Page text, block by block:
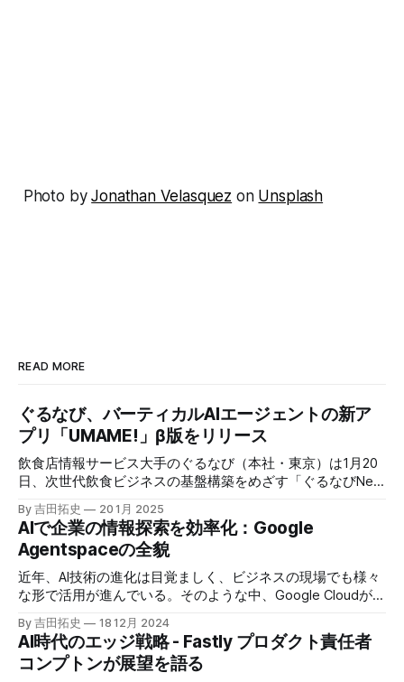
Photo byJonathan Velasquez on Unsplash
READ MORE
ぐるなび、バーティカルAIエージェントの新ア
プリ「UMAME!」β版をリリース
飲食店情報サービス大手のぐるなび（本社・東京）は1月20
日、次世代飲食ビジネスの基盤構築をめざす「ぐるなびNext
プロジェクト」の初成果として、新たな飲食店探索アプリ
「UMAME!（うまみー！）」のβ版を公開した。
By 吉田拓史 20 1月 2025
AIで企業の情報探索を効率化：Google
Agentspaceの全貌
近年、AI技術の進化は目覚ましく、ビジネスの現場でも様々
な形で活用が進んでいる。そのような中、Google Cloudが新
たに発表したGoogle Agentspaceは、いま注目を集めるAIエ
ージェントがエンタープライズITを大きく変革する予兆と言
えるだろう。
By 吉田拓史 18 12月 2024
AI時代のエッジ戦略 - Fastly プロダクト責任者
コンプトンが展望を語る